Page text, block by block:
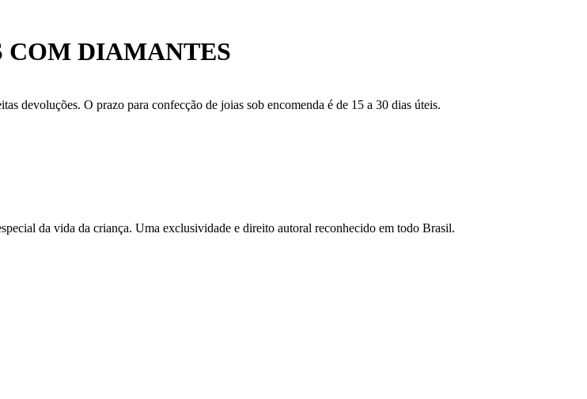
COM DIAMANTES
devoluções. O prazo para confecção de joias sob encomenda é de 15 a 30 dias úteis.
da vida da criança. Uma exclusividade e direito autoral reconhecido em todo Brasil.